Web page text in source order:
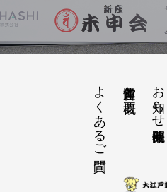
お知らせ開催概要
運営団体と概要
よくあるご質問